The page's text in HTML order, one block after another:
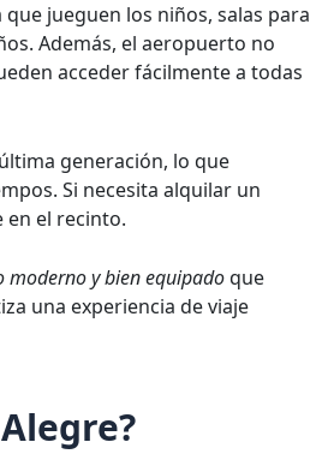
jueguen los niños, salas para
Además, el aeropuerto no
acceder fácilmente a todas
generación, lo que
Si necesita alquilar un
en el recinto.
moderno y bien equipadoque
una experiencia de viaje